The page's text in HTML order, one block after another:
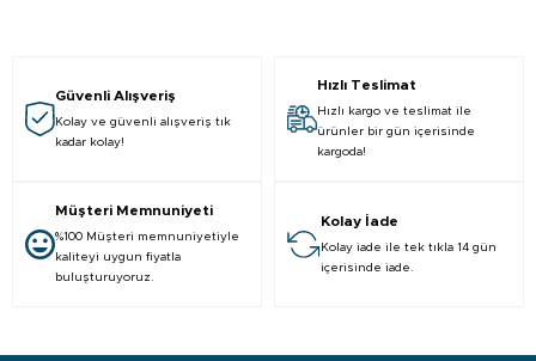
Güvenli Alışveriş
Kolay ve güvenli alışveriş tık
kadar kolay!
Hızlı Teslimat
Hızlı kargo ve teslimat ile
ürünler bir gün içerisinde
kargoda!
Müşteri Memnuniyeti
%100 Müşteri memnuniyetiyle
kaliteyi uygun fiyatla
buluşturuyoruz.
Kolay İade
Kolay iade ile tek tıkla 14 gün
içerisinde iade.